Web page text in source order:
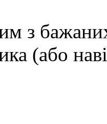
з
(або